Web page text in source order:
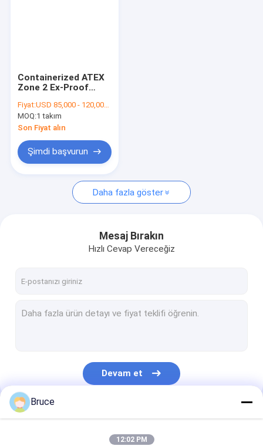
Containerized ATEX
Zone 2 Ex-Proof
Compressor with
DNV Frame
Fiyat:USD 85,000 - 120,000 / Set
MOQ:1 takım
Son Fiyat alın
Şimdi başvurun
Daha fazla göster
Mesaj Bırakın
Hızlı Cevap Vereceğiz
Devam et
Kategorilerimiz
Bruce
12:02 PM